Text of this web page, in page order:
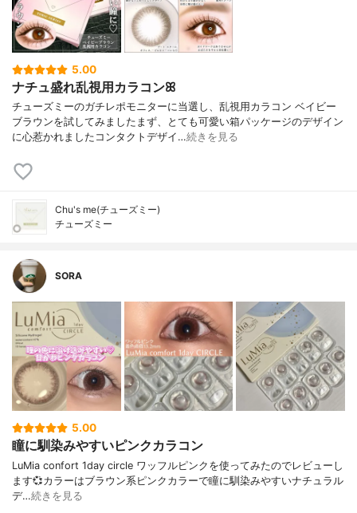
5.00
ナチュ盛れ乱視用カラコンꕤ
チューズミーのガチレポモニターに当選し、乱視用カラコン ベイビー
ブラウンを試してみましたまず、とても可愛い箱パッケージのデザイン
に心惹かれましたコンタクトデザイ…続きを見る
Chu's me(チューズミー)
チューズミー
SORA
5.00
瞳に馴染みやすいピンクカラコン
LuMia confort 1day circle ワッフルピンクを使ってみたのでレビューし
ます💞⁡カラーはブラウン系ピンクカラーで瞳に馴染みやすいナチュラル
デ…続きを見る